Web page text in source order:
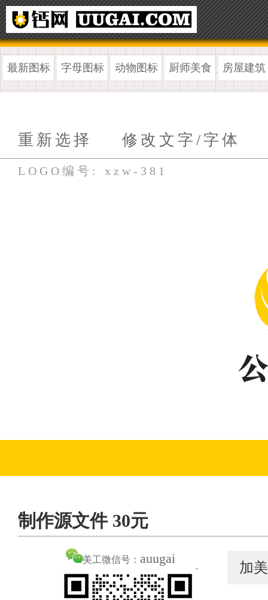
最新图标 字母图标 动物图标 厨师美食 房屋建筑
重新选择 修改文字/字体
LOGO编号: xzw-381
制作源文件 30元
美工微信号： auugai
加